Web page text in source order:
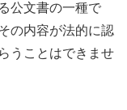
公文書の一種で
の内容が法的に認
うことはできませ